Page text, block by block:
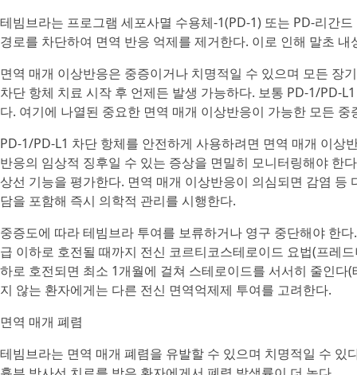
테빔브라는 프로그램 세포사멸 수용체-1(PD-1) 또는 PD-리간
경로를 차단하여 면역 반응 억제를 제거한다. 이로 인해 말초
면역 매개 이상반응은 중증이거나 치명적일 수 있으며 모든 장
차단 항체 치료 시작 후 언제든 발생 가능하다. 보통 PD-1/PD-
다. 여기에 나열된 중요한 면역 매개 이상반응이 가능한 모든
PD-1/PD-L1 차단 항체를 안전하게 사용하려면 면역 매개 이
반응의 임상적 징후일 수 있는 증상을 면밀히 모니터링해야 한
상선 기능을 평가한다. 면역 매개 이상반응이 의심되면 감염
담을 포함해 즉시 의학적 관리를 시행한다.
중증도에 따라 테빔브라 투여를 보류하거나 영구 중단해야 한
급 이하로 호전될 때까지 전신 코르티코스테로이드 요법(프레
하로 호전되면 최소 1개월에 걸쳐 스테로이드를 서서히 줄인
지 않는 환자에게는 다른 전신 면역억제제 투여를 고려한다.
면역 매개 폐렴
테빔브라는 면역 매개 폐렴을 유발할 수 있으며 치명적일 수